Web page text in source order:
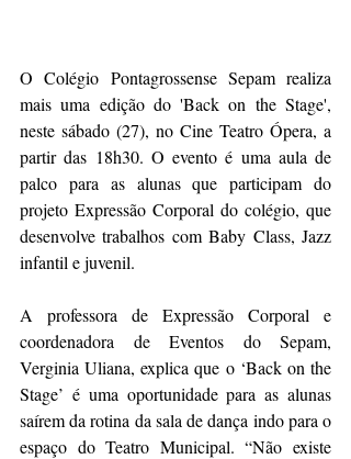
O Colégio Pontagrossense Sepam realiza
mais uma edição do 'Back on the Stage',
neste sábado (27), no Cine Teatro Ópera, a
partir das 18h30. O evento é uma aula de
palco para as alunas que participam do
projeto Expressão Corporal do colégio, que
desenvolve trabalhos com Baby Class, Jazz
infantil e juvenil.
A professora de Expressão Corporal e
coordenadora de Eventos do Sepam,
Verginia Uliana, explica que o ‘Back on the
Stage’ é uma oportunidade para as alunas
saírem da rotina da sala de dança indo para o
espaço do Teatro Municipal. “Não existe